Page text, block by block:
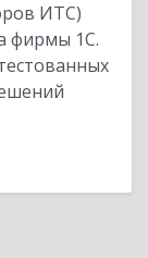
ИТС)
фирмы 1С.